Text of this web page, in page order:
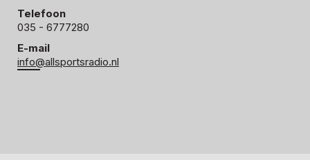
Telefoon
035 - 6777280
E-mail
info@allsportsradio.nl